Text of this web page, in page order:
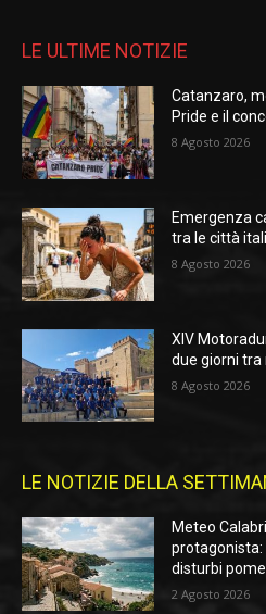
LE ULTIME NOTIZIE
Catanzaro,
Pride e il
8 Agosto 2026
Emergenza
tra le città
8 Agosto 2026
XIV
due giorni
8 Agosto 2026
LE NOTIZIE DELLA
Meteo
protagonista:
disturbi
2 Agosto 2026